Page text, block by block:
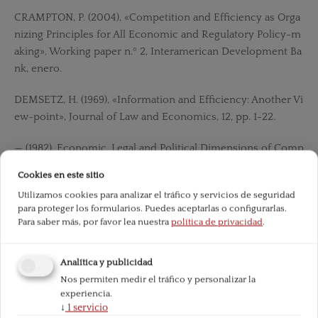
CRAMPTON, P. (2004), «Competition and Efficiency as Orga
nizing Principles for All Economic and Regulatory Policy-m
aking», Working paper n.º 2, Interamerican Development Ba
nk, enero.
DEMSETZ, H. (1969), «Information and Efficiency: Another Vi
ew-point», Journal of Law and Economics, 12, pp. 1-22.
— (1982), Economic, Legal and Political Dimensions of Comp
4, North-Holland, Nueva York, pp. 386-393.
DORFMAN, R.P.; SAMUELSON, P. y SOLOW, R.M. (1958), Line
ar Pro-gramming and Economic Analysis, McGraw Hill, Nue
EPSTEIN, R. (1995), Simple Rules for a Complex World, Harv
ard Uni-versity Press, Cambridge.
Cookies en este sitio
Utilizamos cookies para analizar el tráfico y servicios de seguridad
para proteger los formularios. Puedes aceptarlas o configurarlas.
Para saber más, por favor lea nuestra política de privacidad.
Analítica y publicidad
Nos permiten medir el tráfico y personalizar la
experiencia.
↓ 1servicio